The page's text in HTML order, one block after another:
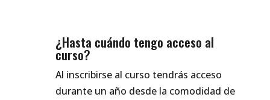
¿Hasta cuándo tengo acceso al
curso?
Al inscribirse al curso tendrás acceso
durante un año desde la comodidad de